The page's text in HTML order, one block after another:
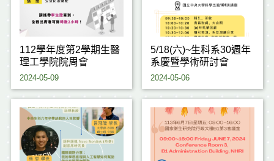
112學年度第2學期生醫
理工學院院周會
2024-05-09
5/18(六)~生科系30週年
系慶暨學術研討會
2024-05-06